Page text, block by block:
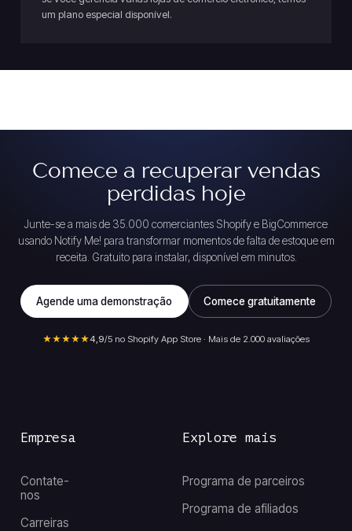
um plano especial disponível.
Comece a recuperar vendas
perdidas hoje
Junte-se a mais de 35.000 comerciantes Shopify e BigCommerce
usando Notify Me! para transformar momentos de falta de estoque em
receita. Gratuito para instalar, disponível em minutos.
Agende uma demonstração Comece gratuitamente
★★★★★4,9/5 no Shopify App Store · Mais de 2.000 avaliações
Empresa
Contate-
nos
Carreiras
Explore mais
Programa de parceiros
Programa de afiliados